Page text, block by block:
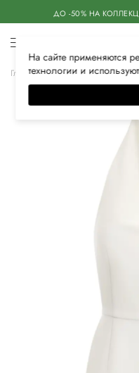
ДО -50% НА
Главная Женская Одежда
На сайте применяются
технологии и